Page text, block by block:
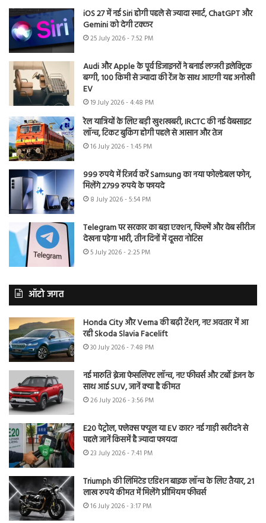
iOS 27 में नई Siri होगी पहले से ज्यादा स्मार्ट, ChatGPT और
Gemini को देगी टक्कर
25 July 2026 - 7:52 PM
Audi और Apple के पूर्व डिजाइनरों ने बनाई लग्जरी इलेक्ट्रिक
बग्गी, 100 किमी से ज्यादा की रेंज के साथ आएगी यह अनोखी
EV
19 July 2026 - 4:48 PM
रेल यात्रियों के लिए बड़ी खुशखबरी, IRCTC की नई वेबसाइट
लॉन्च, टिकट बुकिंग होगी पहले से आसान और तेज
16 July 2026 - 1:45 PM
999 रुपये में रिजर्व करें Samsung का नया फोल्डेबल फोन,
मिलेंगे 2799 रुपये के फायदे
8 July 2026 - 5:54 PM
Telegram पर सरकार का बड़ा एक्शन, फिल्में और वेब सीरीज
देखना पड़ेगा भारी, तीन दिनों में दूसरा नोटिस
5 July 2026 - 2:25 PM
ऑटो जगत
Honda City और Verna की बढ़ी टेंशन, नए अवतार में आ
रही Skoda Slavia Facelift
30 July 2026 - 7:48 PM
नई मारुति ब्रेजा फेसलिफ्ट लॉन्च, नए फीचर्स और टर्बो इंजन के
साथ आई SUV, जानें क्या है कीमत
26 July 2026 - 3:56 PM
E20 पेट्रोल, फ्लेक्स फ्यूल या EV कार? नई गाड़ी खरीदने से
पहले जानें किसमें है ज्यादा फायदा
23 July 2026 - 7:41 PM
Triumph की लिमिटेड एडिशन बाइक लॉन्च के लिए तैयार, 21
लाख रुपये कीमत में मिलेंगे प्रीमियम फीचर्स
16 July 2026 - 3:17 PM